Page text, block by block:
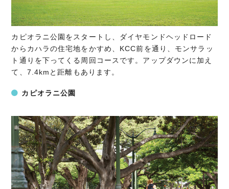
カピオラニ公園をスタートし、ダイヤモンドヘッドロード
からカハラの住宅地をかすめ、KCC前を通り、モンサラッ
ト通りを下ってくる周回コースです。アップダウンに加え
て、7.4kmと距離もあります。
カピオラニ公園